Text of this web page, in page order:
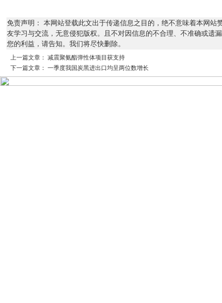
免责声明： 本网站登载此文出于传递信息之目的，绝不意味着本网站
友学习与交流，无意侵犯版权。且不对因信息的不合理、不准确或遗
您的利益，请告知。我们将尽快删除。
上一篇文章： 减震聚氨酯弹性体项目获支持
下一篇文章： 一季度我国炭黑进出口均呈两位数增长